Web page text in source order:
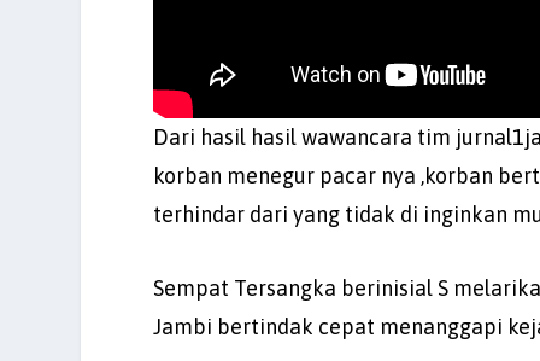
Dari hasil hasil wawancara tim
korban menegur pacar nya ,korban
terhindar dari yang tidak di inginkan
Sempat Tersangka berinisial S
Jambi bertindak cepat menanggapi